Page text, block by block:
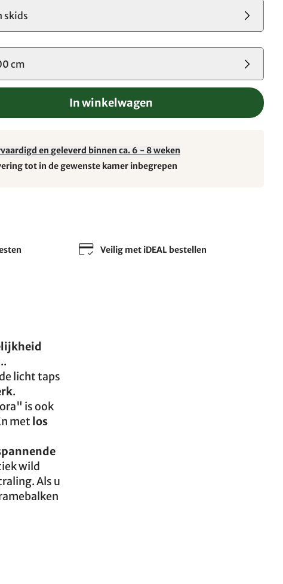
skids
cm
In winkelwagen
en geleverd binnen ca. 6 - 8 weken
tot in de gewenste kamer inbegrepen
Veilig met iDEAL bestellen
licht taps
.
is ook
met los
wild
Als u